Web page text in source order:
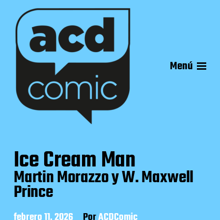
Menú
Ice Cream Man
Martin Morazzo y W. Maxwell
Prince